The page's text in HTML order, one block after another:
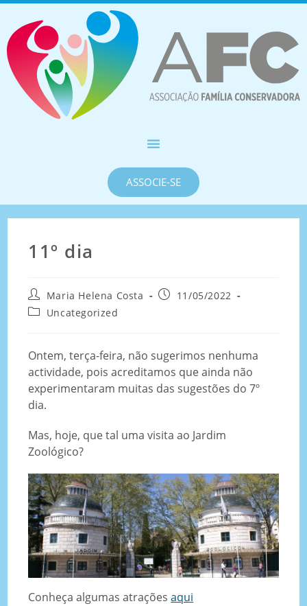
ASSOCIE-SE
11º dia
Maria Helena Costa
11/05/2022
Uncategorized
Ontem, terça-feira, não sugerimos nenhuma
actividade, pois acreditamos que ainda não
experimentaram muitas das sugestões do 7º
dia.
Mas, hoje, que tal uma visita ao Jardim
Zoológico?
Conheça algumas atraçõesaqui